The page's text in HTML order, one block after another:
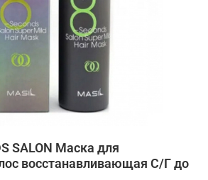
SALON Маска для
восстанавливающая С/Г до